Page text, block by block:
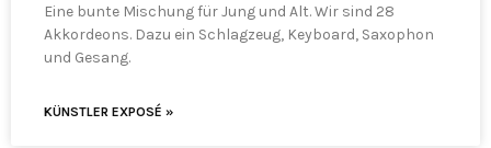
Eine bunte Mischung für Jung und Alt. Wir sind 28
Akkordeons. Dazu ein Schlagzeug, Keyboard, Saxophon
und Gesang.
KÜNSTLER EXPOSÉ »